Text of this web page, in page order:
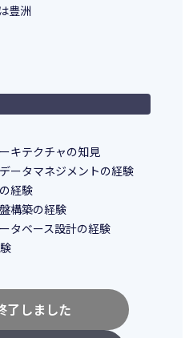
豊洲
キテクチャの知見
ータマネジメントの経験
経験
構築の経験
タベース設計の経験
了しました